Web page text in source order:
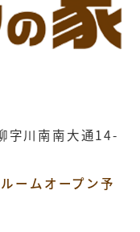
字川南南大通14-
ームオープン予